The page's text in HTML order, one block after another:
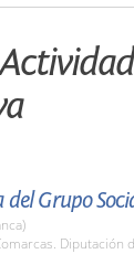
del Grupo
Diputación